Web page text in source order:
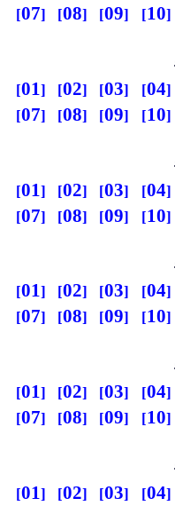
07
08 09 10
01 02 03 04
07
08 09 10
01 02 03 04
07
08 09 10
01 02 03 04
07
08 09 10
01 02 03 04
07
08 09 10
01 02 03 04